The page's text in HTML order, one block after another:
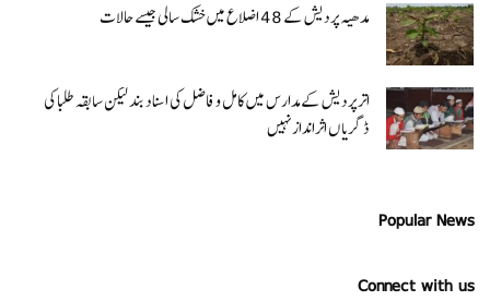
مدھیہ پردیش کے 48 اضلاع میں خشک سالی جیسے حالات
اتر پردیش کےمدارس میں کامل و فاضل کی اسناد بند لیکن سابقہ طلبا کی
ڈگریا ں اثرانداز نہیں
Popular News
Connect with us